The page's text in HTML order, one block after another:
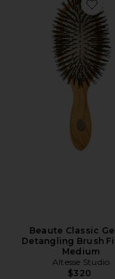
Beaute Classic
Detangling Brush
Medium
Altesse Studio
$320